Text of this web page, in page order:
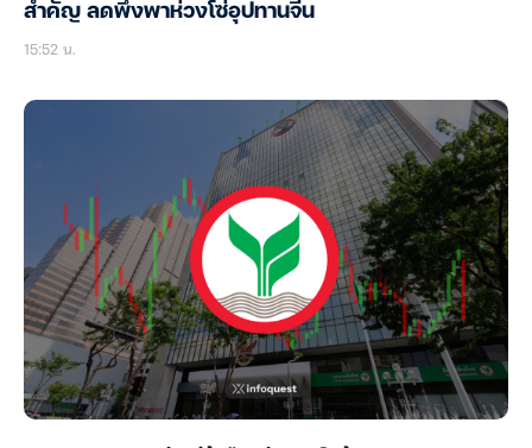
สำคัญ ลดพึ่งพาห่วงโซ่อุปทานจีน
15:52 น.